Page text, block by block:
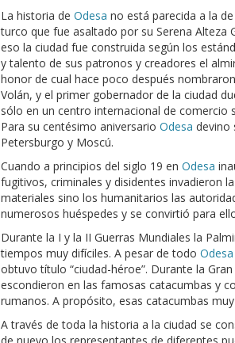
La historia de Odesa no está parecida a la
turco que fue asaltado por su Serena Alteza
eso la ciudad fue construida según los
y talento de sus patronos y creadores el
honor de cual hace poco después
Volán, y el primer gobernador de la ciudad
sólo en un centro internacional de comercio
Para su centésimo aniversario Odesa devino
Petersburgo y Moscú.
Cuando a principios del siglo 19 en Odesa
fugitivos, criminales y disidentes invadieron
materiales sino los humanitarios las
numerosos huéspedes y se convirtió para
Durante la I y la II Guerras Mundiales la
tiempos muy difíciles. A pesar de todo Odesa
obtuvo título “ciudad-héroe”. Durante la
escondieron en las famosas catacumbas y
rumanos. A propósito, esas catacumbas
A través de toda la historia a la ciudad se